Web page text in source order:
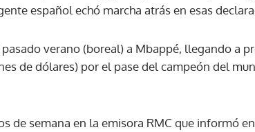
Gracias por suscribirte a nuestro boletín.
español echó marcha atrás en esas
verano (boreal) a Mbappé, llegando a
de dólares) por el pase del campeón del
de semana en la emisora RMC que informó